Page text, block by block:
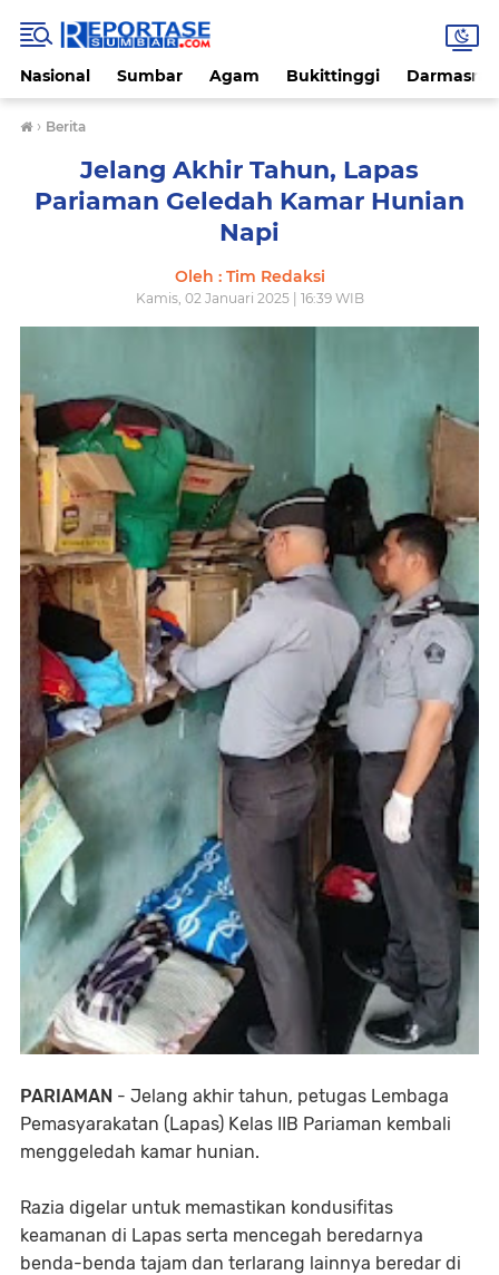
Nasional Sumbar Agam Bukittinggi
› Berita
Jelang Akhir Tahun, Lapas
Pariaman Geledah Kamar Hunian
Napi
Oleh : Tim Redaksi
Kamis, 02 Januari 2025 | 16:39 WIB
PARIAMAN - Jelang akhir tahun, petugas Lembaga
Pemasyarakatan (Lapas) Kelas IIB Pariaman kembali
menggeledah kamar hunian.
Razia digelar untuk memastikan kondusifitas
keamanan di Lapas serta mencegah beredarnya
benda-benda tajam dan terlarang lainnya beredar di